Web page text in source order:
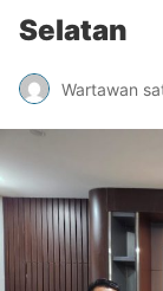
Selatan
Wartawan